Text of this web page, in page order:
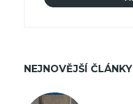
NEJNOVĚJŠÍ ČLÁNKY